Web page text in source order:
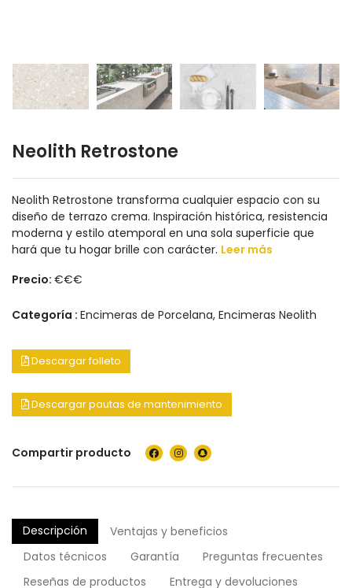
Neolith Retrostone
Neolith Retrostone transforma cualquier espacio con su
diseño de terrazo crema. Inspiración histórica, resistencia
moderna y estilo atemporal en una sola superficie que
hará que tu hogar brille con carácter. Leer más
Precio: €€€
Categoría : Encimeras de Porcelana, Encimeras Neolith
Descargar folleto
Descargar pautas de mantenimiento
Compartir producto
Descripción
Ventajas y beneficios
Datos técnicos
Garantía
Preguntas frecuentes
Reseñas de productos
Entrega y devoluciones